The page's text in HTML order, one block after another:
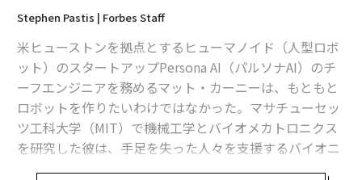
2026年9月号発売中
最新号の購入はこちらから
メンバーシップに登録する
Stephen Pastis | Forbes Staff
米ヒューストンを拠点とするヒューマノイド（人型ロボ
ット）のスタートアップPersona AI（パルソナAI）のチ
ーフエンジニアを務めるマット・カーニーは、もともと
ロボットを作りたいわけではなかった。マサチューセッ
ツ工科大学（MIT）で機械工学とバイオメカトロニクス
を研究した彼は、手足を失った人々を支援するバイオニ
ック義足の開発に取り組んでいた。カーニーは、筋肉か